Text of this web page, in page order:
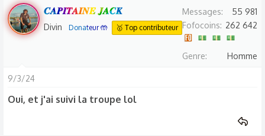
s
r
é
t
o
𝑪𝑨𝑷𝑰𝑻𝑨𝑰𝑵𝑬 𝑱𝑨𝑪𝑲
Divin Donateur 🤲 🥇 Top contributeur
Messages
55 981
Fofocoins
262 642
Genre Homme
9/3/24
Oui, et j'ai suivi la troupe lol